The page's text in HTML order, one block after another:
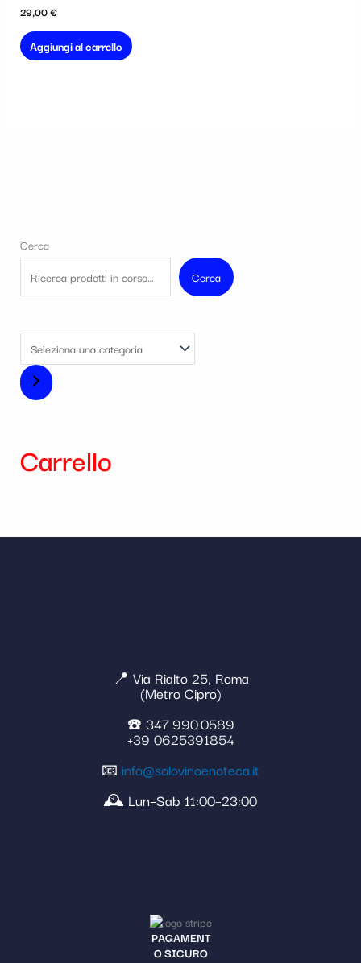
29,00€
Aggiungi al carrello
Cerca
Cerca
Carrello
📍 Via Rialto 25, Roma
(Metro Cipro)
☎️ 347 990 0589
+39 0625391854
📧 info@solovinoenoteca.it
🕰️ Lun–Sab 11:00–23:00
PAGAMENT
O SICURO